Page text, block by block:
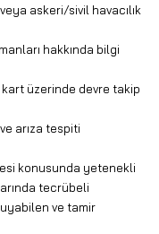
askeri/sivil havacılık
hakkında bilgi
kart üzerinde devre takip
arıza tespiti
konusunda yetenekli
tecrübeli
ve tamir